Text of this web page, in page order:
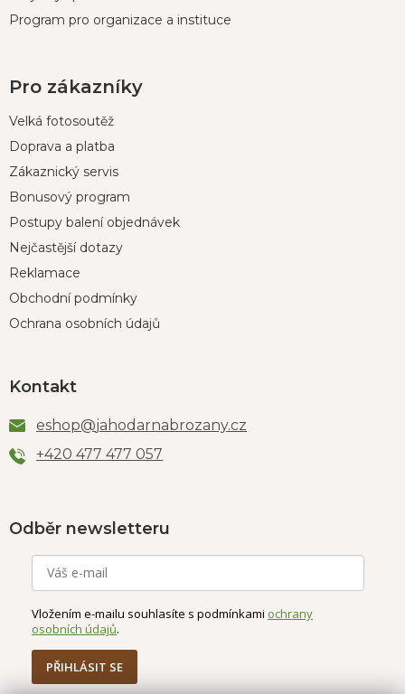
Program pro organizace a instituce
Pro zákazníky
Velká fotosoutěž
Doprava a platba
Zákaznický servis
Bonusový program
Postupy balení objednávek
Nejčastější dotazy
Reklamace
Obchodní podmínky
Ochrana osobních údajů
Kontakt
eshop@jahodarnabrozany.cz
+420 477 477 057
Odběr newsletteru
Vložením e-mailu souhlasíte s podmínkami ochrany
osobních údajů.
PŘIHLÁSIT SE